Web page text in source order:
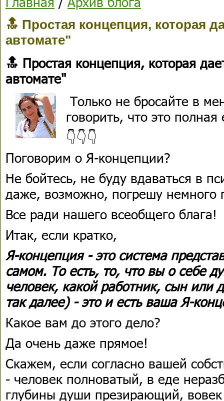
🔝 Простая концепция, которая
автомате"
🔝 Простая концепция, которая
автомате"
Только не бросайте в
говорить, что это
👇👇👇
Поговорим о Я-концепции?
Не бойтесь, не буду вдаваться в
даже, возможно, погрешу немного
Все ради нашего всеобщего блага!
Итак, если кратко,
Я-концепция - это система
самом. То есть, то, что вы о себе
человек, какой работник, сын или
так далее) - это и есть ваша Я-
Какое вам до этого дело?
Да очень даже прямое!
Скажем, если согласно вашей
- человек полноватый, в еде
глубины души презирающий,